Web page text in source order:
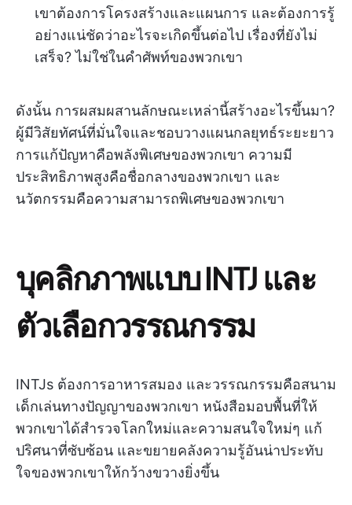
เขาต้องการโครงสร้างและแผนการ และต้องการรู้
อย่างแน่ชัดว่าอะไรจะเกิดขึ้นต่อไป เรื่องที่ยังไม่
เสร็จ? ไม่ใช่ในคำศัพท์ของพวกเขา
ดังนั้น การผสมผสานลักษณะเหล่านี้สร้างอะไรขึ้นมา?
ผู้มีวิสัยทัศน์ที่มั่นใจและชอบวางแผนกลยุทธ์ระยะยาว
การแก้ปัญหาคือพลังพิเศษของพวกเขา ความมี
ประสิทธิภาพสูงคือชื่อกลางของพวกเขา และ
นวัตกรรมคือความสามารถพิเศษของพวกเขา
บุคลิกภาพแบบ INTJ และ
ตัวเลือกวรรณกรรม
INTJs ต้องการอาหารสมอง และวรรณกรรมคือสนาม
เด็กเล่นทางปัญญาของพวกเขา หนังสือมอบพื้นที่ให้
พวกเขาได้สำรวจโลกใหม่และความสนใจใหม่ๆ แก้
ปริศนาที่ซับซ้อน และขยายคลังความรู้อันน่าประทับ
ใจของพวกเขาให้กว้างขวางยิ่งขึ้น